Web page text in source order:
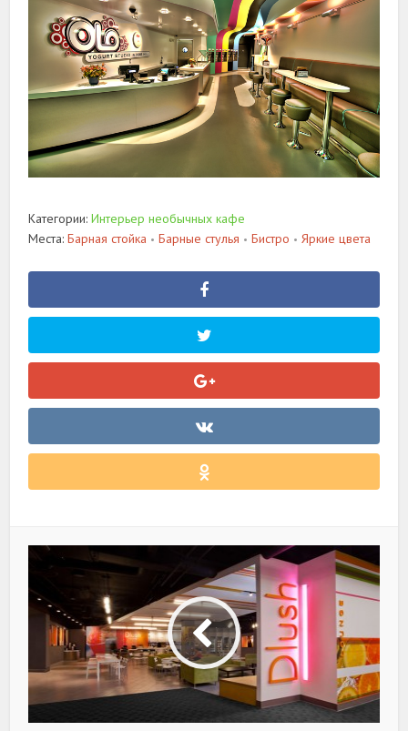
Категории:Интерьер необычных кафе
Места:Барная стойка • Барные стулья • Бистро • Яркие цвета